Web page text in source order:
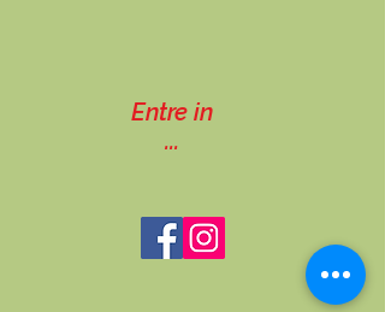
Entre in
...